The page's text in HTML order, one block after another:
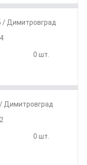
/ Димитровград
0 шт.
Димитровград
0 шт.